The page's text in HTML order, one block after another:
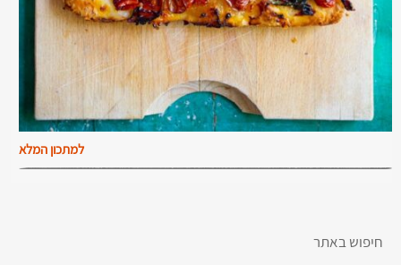
למתכון המלא
חיפוש באתר